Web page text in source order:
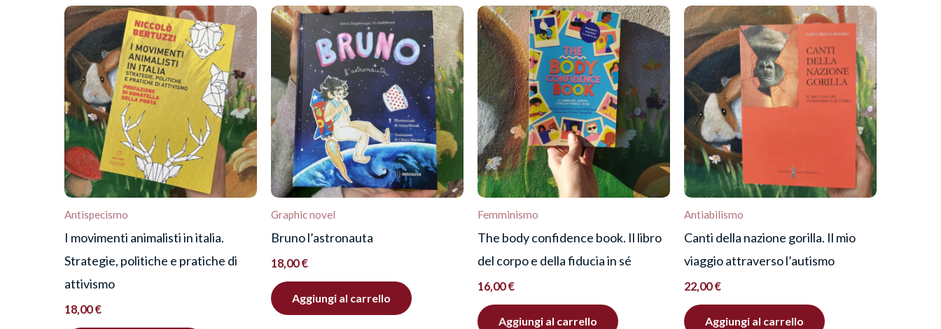
Recensisci per primo “Capannone n°8”
Devieffettuare l’accessoper pubblicare una recensione.
Antispecismo
I movimenti animalisti in italia.
Strategie, politiche e pratiche di
attivismo
18,00€
Graphic novel
Bruno l’astronauta
18,00€
Aggiungi al carrello
Femminismo
The body confidence book. Il libro
del corpo e della fiducia in sé
16,00€
Aggiungi al carrello
Antiabilismo
Canti della nazione gorilla. Il mio
viaggio attraverso l’autismo
22,00€
Aggiungi al carrello